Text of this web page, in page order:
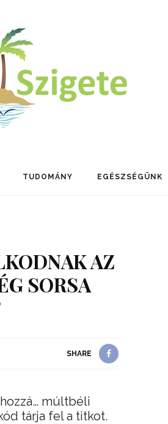
TUDOMÁNY EGÉSZSÉGÜNK
AZ
SORSA
SHARE
múltbéli
tárja fel a titkot.